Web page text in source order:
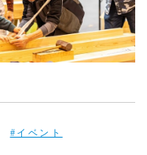
#イベント